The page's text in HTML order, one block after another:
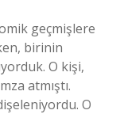
geçmişlere
birinin
O kişi,
atmıştı.
O